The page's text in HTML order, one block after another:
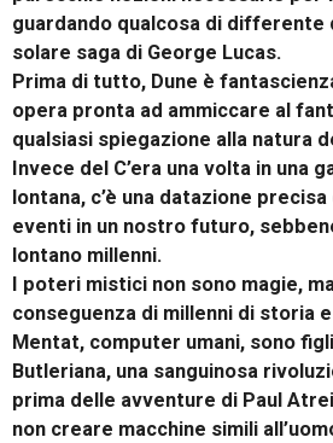
guardando qualcosa di differente
solare saga di George Lucas.
Prima di tutto, Dune è
opera pronta ad ammiccare al
qualsiasi spiegazione alla natura
Invece del C’era una volta in una
lontana, c’è una datazione
eventi in un nostro futuro,
lontano millenni.
I poteri mistici non sono magie,
conseguenza di millenni di storia e
Mentat, computer umani, sono
Butleriana, una sanguinosa
prima delle avventure di Paul
non creare macchine simili